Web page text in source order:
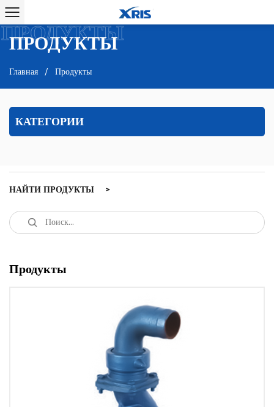
ПРОДУКТЫ
ПРОДУКТЫ
Главная / Продукты
КАТЕГОРИИ
НАЙТИ ПРОДУКТЫ
Продукты